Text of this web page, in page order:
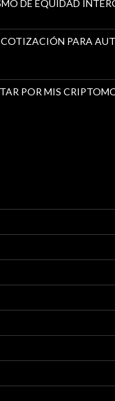
DE EQUIDAD
PARA
POR MIS